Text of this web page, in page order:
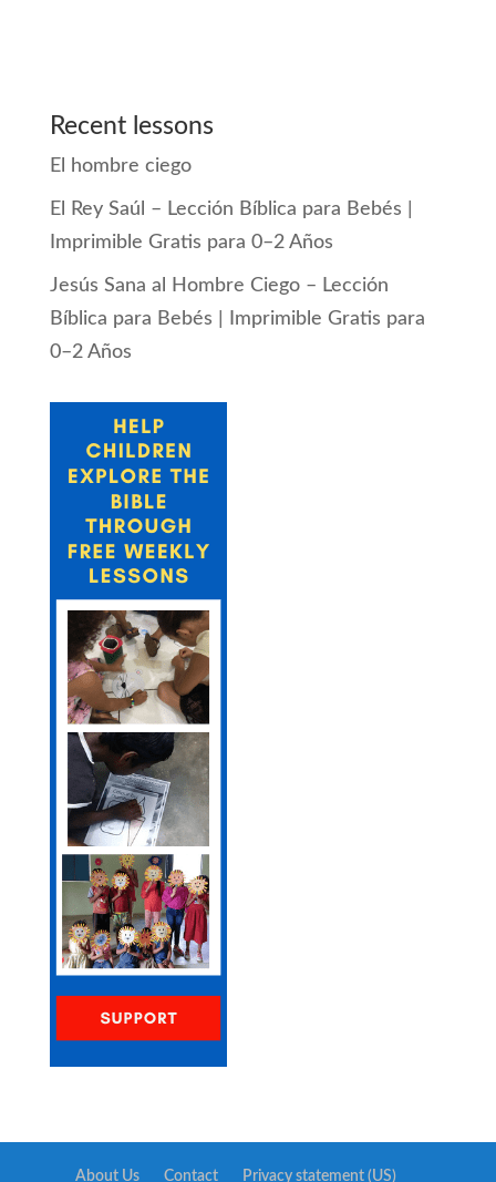
Recent lessons
El hombre ciego
El Rey Saúl – Lección Bíblica para Bebés |
Imprimible Gratis para 0–2 Años
Jesús Sana al Hombre Ciego – Lección
Bíblica para Bebés | Imprimible Gratis para
0–2 Años
About Us Contact Privacy statement (US)